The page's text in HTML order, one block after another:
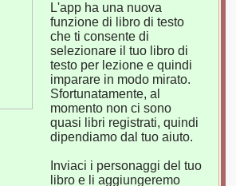
L'app ha una nuova
funzione di libro di testo
che ti consente di
selezionare il tuo libro di
testo per lezione e quindi
imparare in modo mirato.
Sfortunatamente, al
momento non ci sono
quasi libri registrati, quindi
dipendiamo dal tuo aiuto.
Inviaci i personaggi del tuo
libro e li aggiungeremo